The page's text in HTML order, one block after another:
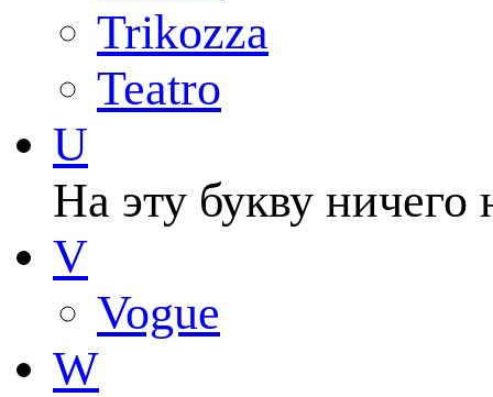
Trikozza
Teatro
U
На эту букву ничего
V
Vogue
W